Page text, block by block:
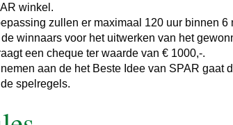
winkel.
zullen er maximaal 120 uur binnen 6
winnaars voor het uitwerken van het
een cheque ter waarde van € 1000,-.
aan de het Beste Idee van SPAR gaat
spelregels.